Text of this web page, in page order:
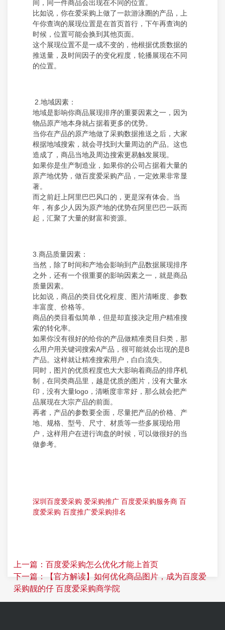
间，同一件商品会出现在不同的位置。
比如说，你在爱采购上做了一款游泳圈的产品，上
午你查询的展现位置是在首页首行，下午再查询的
时候，位置可能会换到其他页面。
这个展现位置不是一成不变的，他根据优质数据的
推送量，及时间因子的变化程度，轮播展现在不同
的位置。
2.地域因素：
地域是影响你商品展现排序的重要因素之一，因为
物品原产地本身就占据着更多的优势。
当你在产品的原产地做了采购数据推送之后，大家
根据地域搜索，就会寻找到大量周边的产品。这也
造成了，商品当地及周边搜索更易触发展现。
如果你是生产制造业，如果你的公司占据着大量的
原产地优势，做百度爱采购产品，一定效果非常显
著。
而之前赶上阿里巴巴风口的，更是深有体会。当
年，有多少人因为原产地的优势在阿里巴巴一跃而
起，汇聚了大量的财富和资源。
3.商品质量因素：
当然，除了时间和产地会影响到产品数据展现排序
之外，还有一个很重要的影响因素之一，就是商品
质量因素。
比如说，商品的类目优化程度、图片清晰度、参数
丰富度、价格等。
商品的类目看似简单，但是却直接决定用户精准搜
索的转化率。
如果你没有很好的给你的产品做精准类目归类，那
么用户用关键词搜索A产品，很可能就会出现的是B
产品。这样就让精准搜索用户，白白流失。
同时，图片的优质程度也大大影响着商品的排序机
制，在同类商品里，越是优质的图片，没有大量水
印，没有大量logo，清晰度非常好，那么就会把产
品展现在大宗产品的前面。
再者，产品的参数要全面，尽量把产品的价格、产
地、规格、型号、尺寸、材质等一些多展现给用
户，这样用户在进行询盘的时候，可以做很好的当
做参考。
深圳百度爱采购 爱采购推广 百度爱采购服务商 百
度爱采购 百度推广爱采购排名
上一篇：百度爱采购怎么优化才能上首页
下一篇：【官方解读】如何优化商品图片，成为百度爱
采购靓的仔 百度爱采购商学院